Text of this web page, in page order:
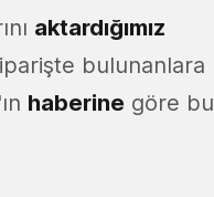
aktardığımız
bulunanlara
haberine göre bu